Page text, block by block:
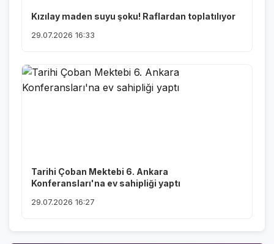
Kızılay maden suyu şoku! Raflardan toplatılıyor
29.07.2026 16:33
Tarihi Çoban Mektebi 6. Ankara
Konferansları'na ev sahipliği yaptı
29.07.2026 16:27